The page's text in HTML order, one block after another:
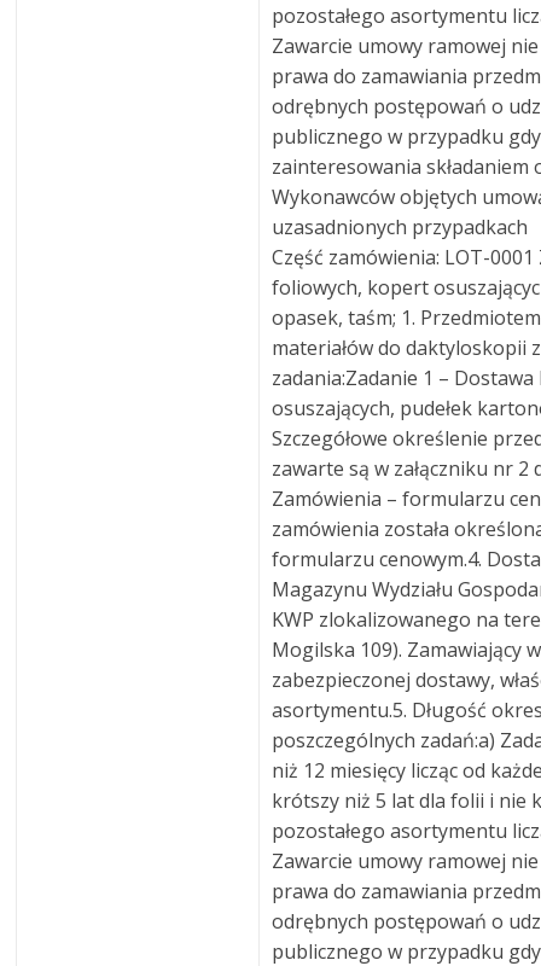
pozostałego asortymentu
Zawarcie umowy ramowej
prawa do zamawiania
odrębnych postępowań o
publicznego w przypadku
zainteresowania
Wykonawców objętych
uzasadnionych przypadkach
Część zamówienia: LOT-
foliowych, kopert
opasek, taśm; 1.
materiałów do daktyloskopii
zadania:Zadanie 1 –
osuszających, pudełek
Szczegółowe określenie
zawarte są w załączniku nr
Zamówienia – formularzu
zamówienia została
formularzu cenowym.4.
Magazynu Wydziału
KWP zlokalizowanego na
Mogilska 109). Zamawiający
zabezpieczonej dostawy,
asortymentu.5. Długość
poszczególnych zadań:a)
niż 12 miesięcy licząc od
krótszy niż 5 lat dla folii i nie
pozostałego asortymentu
Zawarcie umowy ramowej
prawa do zamawiania
odrębnych postępowań o
publicznego w przypadku